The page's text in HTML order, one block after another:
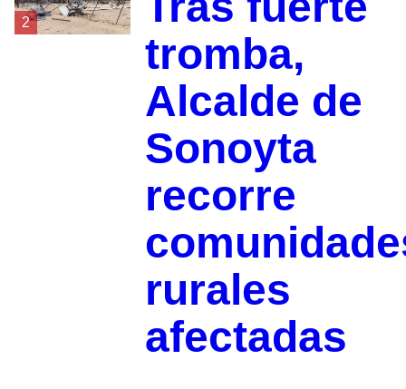
2
tromba,
Alcalde de
Sonoyta
recorre
rurales
afectadas